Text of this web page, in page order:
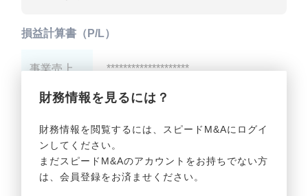
財務情報を見るには？
財務情報を閲覧するには、スピードM&Aにログイ
ンしてください。
まだスピードM&Aのアカウントをお持ちでない方
は、会員登録をお済ませください。
損益計算書（P/L）
事業売上 ********************
事業利益 ********************
貸借対照表（B/S）
事業資産 ********************